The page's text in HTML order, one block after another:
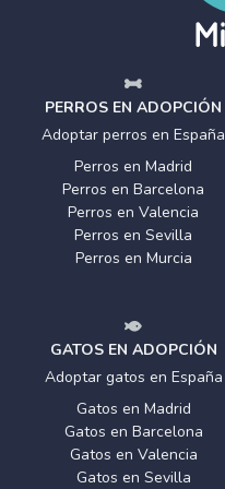
PERROS EN ADOPCIÓN
Adoptar perros en España
Perros en Madrid
Perros en Barcelona
Perros en Valencia
Perros en Sevilla
Perros en Murcia
GATOS EN ADOPCIÓN
Adoptar gatos en España
Gatos en Madrid
Gatos en Barcelona
Gatos en Valencia
Gatos en Sevilla